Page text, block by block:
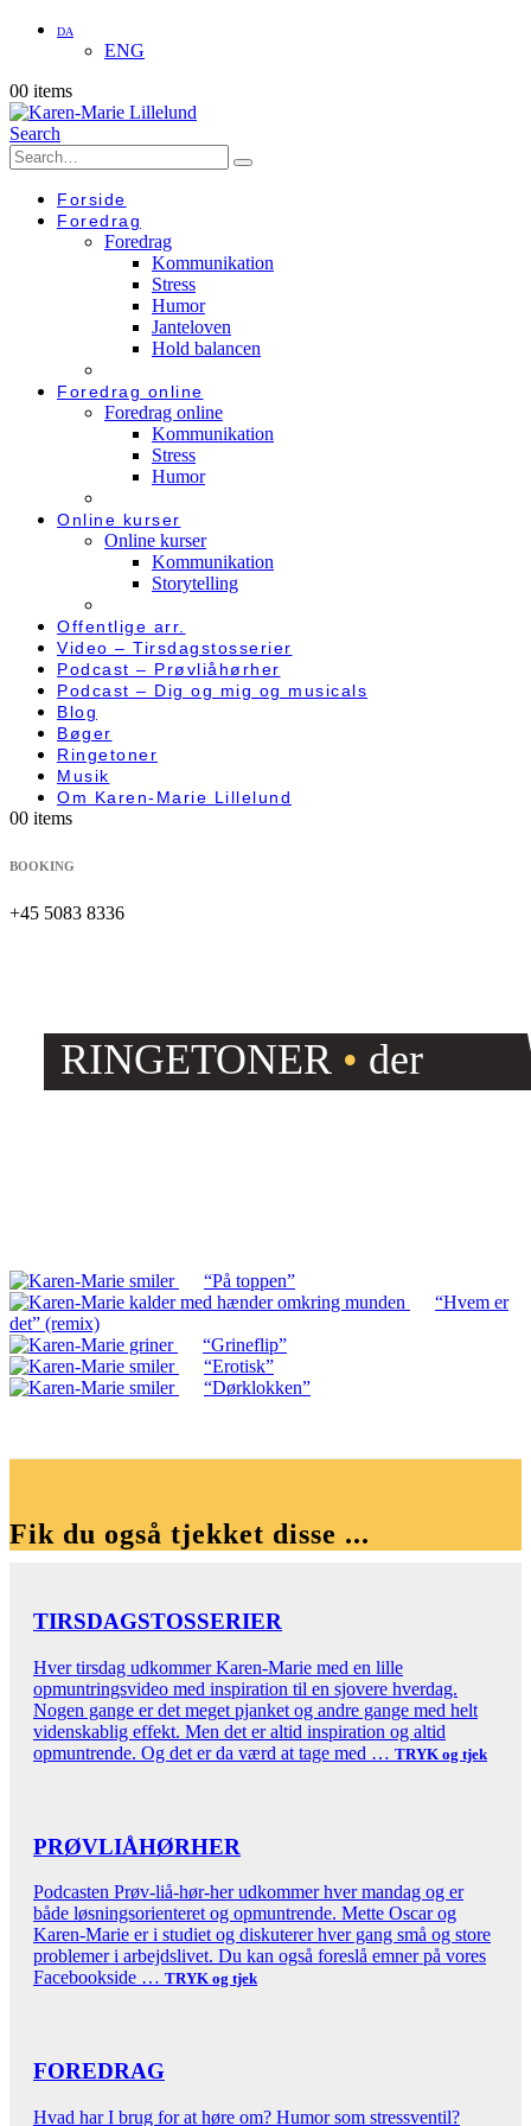
DA
ENG
00 items
Search
Forside
Foredrag
Foredrag
Kommunikation
Stress
Humor
Janteloven
Hold balancen
Foredrag online
Foredrag online
Kommunikation
Stress
Humor
Online kurser
Online kurser
Kommunikation
Storytelling
Offentlige arr.
Video – Tirsdagstosserier
Podcast – Prøvliåhørher
Podcast – Dig og mig og musicals
Blog
Bøger
Ringetoner
Musik
Om Karen-Marie Lillelund
00 items
BOOKING
+45 5083 8336
RINGETONER • der
“På toppen”
“Hvem er
det” (remix)
“Grineflip”
“Erotisk”
“Dørklokken”
Fik du også tjekket disse ...
TIRSDAGSTOSSERIER
Hver tirsdag udkommer Karen-Marie med en lille
opmuntringsvideo med inspiration til en sjovere hverdag.
Nogen gange er det meget pjanket og andre gange med helt
videnskablig effekt. Men det er altid inspiration og altid
opmuntrende. Og det er da værd at tage med … TRYK og tjek
PRØVLIÅHØRHER
Podcasten Prøv-liå-hør-her udkommer hver mandag og er
både løsningsorienteret og opmuntrende. Mette Oscar og
Karen-Marie er i studiet og diskuterer hver gang små og store
problemer i arbejdslivet. Du kan også foreslå emner på vores
Facebookside … TRYK og tjek
FOREDRAG
Hvad har I brug for at høre om? Humor som stressventil?